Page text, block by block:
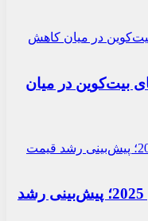
بیت‌کوین در میان
بروزرسانی پکترا اتریوم در مارس 2025؛ پیش‌بینی رشد